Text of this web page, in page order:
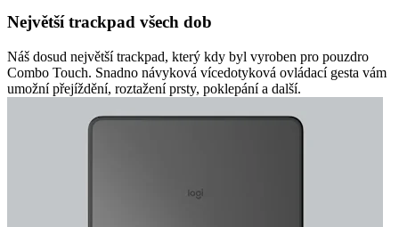
Největší trackpad všech dob
Náš dosud největší trackpad, který kdy byl vyroben pro pouzdro
Combo Touch. Snadno návyková vícedotyková ovládací gesta vám
umožní přejíždění, roztažení prsty, poklepání a další.